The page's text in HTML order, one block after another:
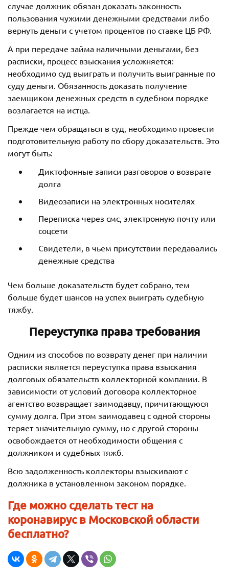
случае должник обязан доказать законность
пользования чужими денежными средствами либо
вернуть деньги с учетом процентов по ставке ЦБ РФ.
А при передаче займа наличными деньгами, без
расписки, процесс взыскания усложняется:
необходимо суд выиграть и получить выигранные по
суду деньги. Обязанность доказать получение
заемщиком денежных средств в судебном порядке
возлагается на истца.
Прежде чем обращаться в суд, необходимо провести
подготовительную работу по сбору доказательств. Это
могут быть:
Диктофонные записи разговоров о возврате
долга
Видеозаписи на электронных носителях
Переписка через смс, электронную почту или
соцсети
Свидетели, в чьем присутствии передавались
денежные средства
Чем больше доказательств будет собрано, тем
больше будет шансов на успех выиграть судебную
тяжбу.
Переуступка права требования
Одним из способов по возврату денег при наличии
расписки является переуступка права взыскания
долговых обязательств коллекторной компании. В
зависимости от условий договора коллекторное
агентство возвращает заимодавцу, причитающуюся
сумму долга. При этом заимодавец с одной стороны
теряет значительную сумму, но с другой стороны
освобождается от необходимости общения с
должником и судебных тяжб.
Всю задолженность коллекторы взыскивают с
должника в установленном законом порядке.
Где можно сделать тест на
коронавирус в Московской области
бесплатно?